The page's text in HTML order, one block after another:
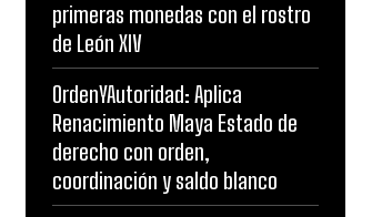
primeras monedas con el rostro
de León XIV
OrdenYAutoridad: Aplica
Renacimiento Maya Estado de
derecho con orden,
coordinación y saldo blanco